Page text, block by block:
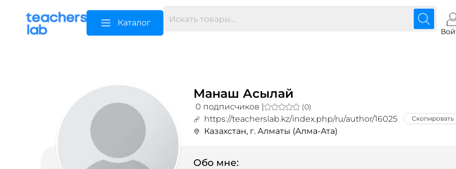
Каталог
Манаш Асылай
0 подписчиков | (0)
https://teacherslab.kz/index.php/ru/author/16025 Скопировать
Казахстан, г. Алматы (Алма-Ата)
Обо мне: